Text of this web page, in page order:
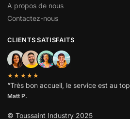
A propos de nous
Contactez-nous
CLIENTS SATISFAITS
★★★★★
“Très bon accueil, le service est au top
Matt P.
© Toussaint Industry 2025